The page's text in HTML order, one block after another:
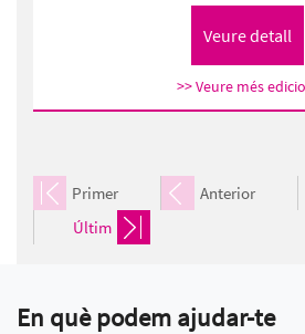
>> Veure més
Primer Anterior
Últim
En què podem ajudar-te